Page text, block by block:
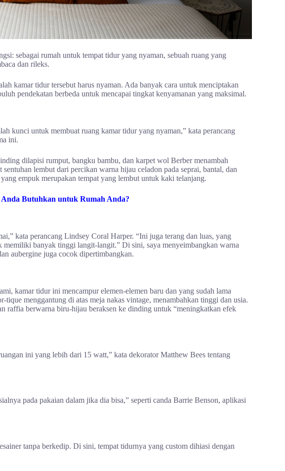
sebagai rumah untuk tempat tidur yang nyaman, sebuah ruang yang
dan rileks.
kamar tidur tersebut harus nyaman. Ada banyak cara untuk menciptakan
pendekatan berbeda untuk mencapai tingkat kenyamanan yang maksimal.
kunci untuk membuat ruang kamar tidur yang nyaman,” kata perancang
ini.
dilapisi rumput, bangku bambu, dan karpet wol Berber menambah
lembut dari percikan warna hijau celadon pada seprai, bantal, dan
empuk merupakan tempat yang lembut untuk kaki telanjang.
Butuhkan untuk Rumah Anda?
kata perancang Lindsey Coral Harper. “Ini juga terang dan luas, yang
memiliki banyak tinggi langit-langit.” Di sini, saya menyeimbangkan warna
aubergine juga cocok dipertimbangkan.
kamar tidur ini mencampur elemen-elemen baru dan yang sudah lama
menggantung di atas meja nakas vintage, menambahkan tinggi dan usia.
raffia berwarna biru-hijau beraksen ke dinding untuk “meningkatkan efek
ini yang lebih dari 15 watt,” kata dekorator Matthew Bees tentang
pada pakaian dalam jika dia bisa,” seperti canda Barrie Benson, aplikasi
tanpa berkedip. Di sini, tempat tidurnya yang custom dihiasi dengan